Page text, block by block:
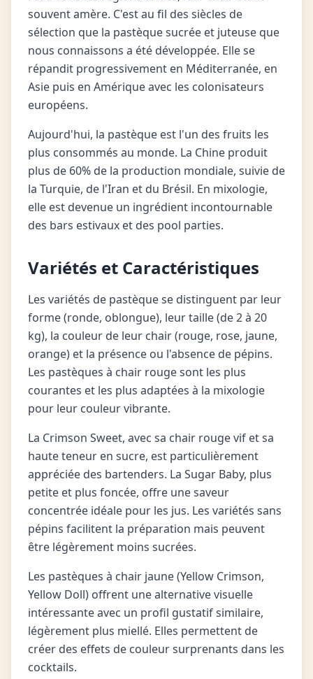
souvent amère. C'est au fil des siècles de
sélection que la pastèque sucrée et juteuse que
nous connaissons a été développée. Elle se
répandit progressivement en Méditerranée, en
Asie puis en Amérique avec les colonisateurs
européens.
Aujourd'hui, la pastèque est l'un des fruits les
plus consommés au monde. La Chine produit
plus de 60% de la production mondiale, suivie de
la Turquie, de l'Iran et du Brésil. En mixologie,
elle est devenue un ingrédient incontournable
des bars estivaux et des pool parties.
Variétés et Caractéristiques
Les variétés de pastèque se distinguent par leur
forme (ronde, oblongue), leur taille (de 2 à 20
kg), la couleur de leur chair (rouge, rose, jaune,
orange) et la présence ou l'absence de pépins.
Les pastèques à chair rouge sont les plus
courantes et les plus adaptées à la mixologie
pour leur couleur vibrante.
La Crimson Sweet, avec sa chair rouge vif et sa
haute teneur en sucre, est particulièrement
appréciée des bartenders. La Sugar Baby, plus
petite et plus foncée, offre une saveur
concentrée idéale pour les jus. Les variétés sans
pépins facilitent la préparation mais peuvent
être légèrement moins sucrées.
Les pastèques à chair jaune (Yellow Crimson,
Yellow Doll) offrent une alternative visuelle
intéressante avec un profil gustatif similaire,
légèrement plus miellé. Elles permettent de
créer des effets de couleur surprenants dans les
cocktails.